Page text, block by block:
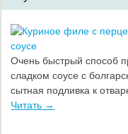
Очень быстрый способ
сладком соусе с
сытная подливка к
Читать →